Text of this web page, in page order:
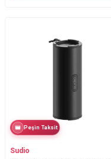
Peşin Taksit
Sudio